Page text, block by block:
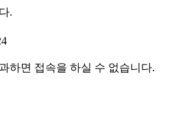
.
하면 접속을 하실 수 없습니다.